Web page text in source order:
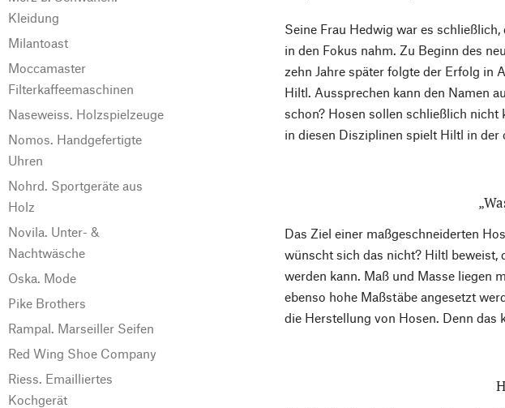
Kleidung
Milantoast
Moccamaster
Filterkaffeemaschinen
Naseweiss. Holzspielzeuge
Nomos. Handgefertigte
Uhren
Nohrd. Sportgeräte aus
Holz
Novila. Unter- &
Nachtwäsche
Oska. Mode
Pike Brothers
Rampal. Marseiller Seifen
Red Wing Shoe Company
Riess. Emailliertes
Kochgerät
Seine Frau Hedwig war es
in den Fokus nahm. Zu Beginn des
zehn Jahre später folgte der Erfolg in
Hiltl. Aussprechen kann den Namen
schon? Hosen sollen schließlich nicht
in diesen Disziplinen spielt Hiltl in der
Das Ziel einer maßgeschneiderten
wünscht sich das nicht? Hiltl beweist,
werden kann. Maß und Masse liegen
ebenso hohe Maßstäbe angesetzt
die Herstellung von Hosen. Denn das